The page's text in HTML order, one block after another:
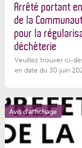
Arrêté portant
de la
pour la
déchèterie
Veuillez trouver ci-
en date du 30 juin
Avis d'affichage